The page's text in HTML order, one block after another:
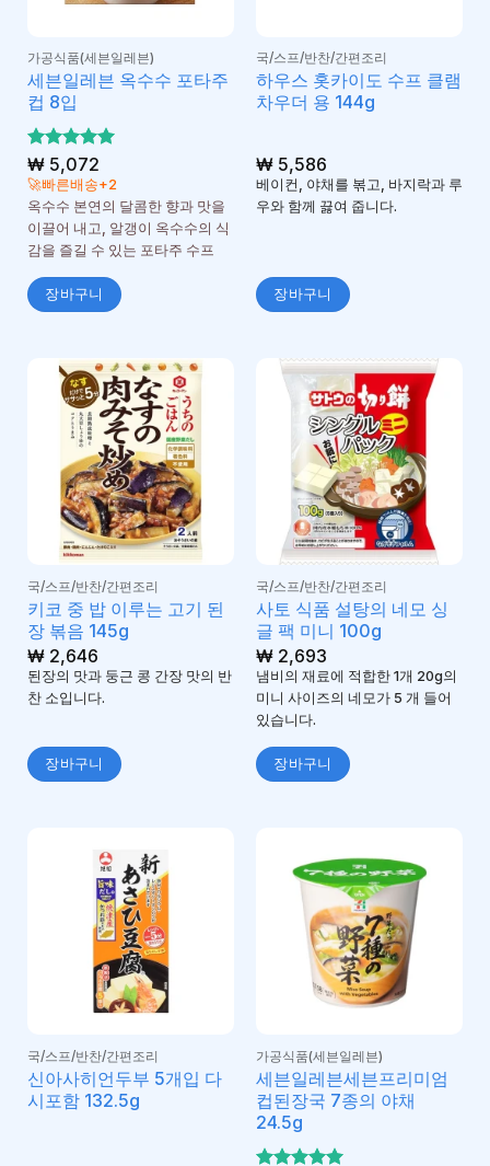
가공식품(세븐일레븐)
세븐일레븐 옥수수 포타주
컵 8입
5 중에서
5로 평가
됨
₩5,072
🚀빠른배송+2
옥수수 본연의 달콤한 향과 맛을
이끌어 내고, 알갱이 옥수수의 식
감을 즐길 수 있는 포타주 수프
장바구니
국/스프/반찬/간편조리
하우스 홋카이도 수프 클램
차우더 용 144g
₩5,586
베이컨, 야채를 볶고, 바지락과 루
우와 함께 끓여 줍니다.
장바구니
국/스프/반찬/간편조리
키코 중 밥 이루는 고기 된
장 볶음 145g
₩2,646
된장의 맛과 둥근 콩 간장 맛의 반
찬 소입니다.
장바구니
국/스프/반찬/간편조리
사토 식품 설탕의 네모 싱
글 팩 미니 100g
₩2,693
냄비의 재료에 적합한 1개 20g의
미니 사이즈의 네모가 5 개 들어
있습니다.
장바구니
국/스프/반찬/간편조리
신아사히언두부 5개입 다
시포함 132.5g
가공식품(세븐일레븐)
세븐일레븐세븐프리미엄
컵된장국 7종의 야채
24.5g